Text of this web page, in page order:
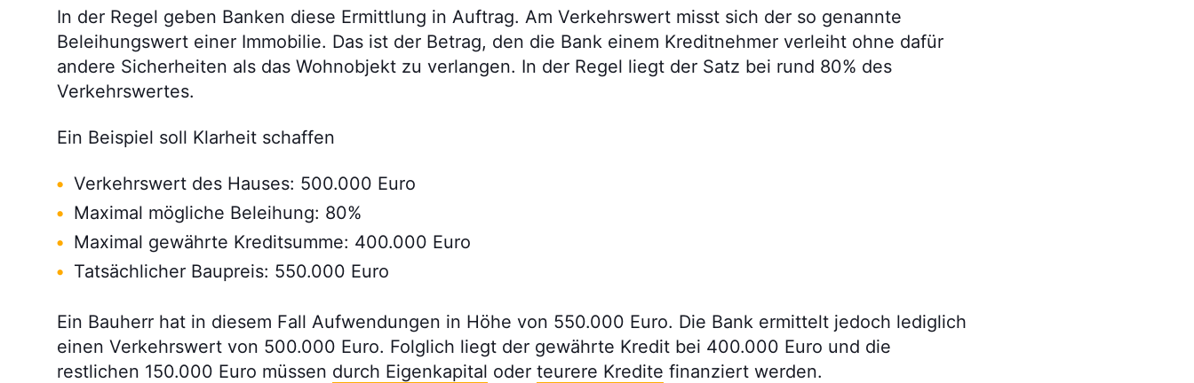
In der Regel geben Banken diese Ermittlung in Auftrag. Am Verkehrswert misst sich der so genannte
Beleihungswert einer Immobilie. Das ist der Betrag, den die Bank einem Kreditnehmer verleiht ohne dafür
andere Sicherheiten als das Wohnobjekt zu verlangen. In der Regel liegt der Satz bei rund 80% des
Verkehrswertes.
Ein Beispiel soll Klarheit schaffen
Verkehrswert des Hauses: 500.000 Euro
Maximal mögliche Beleihung: 80%
Maximal gewährte Kreditsumme: 400.000 Euro
Tatsächlicher Baupreis: 550.000 Euro
Ein Bauherr hat in diesem Fall Aufwendungen in Höhe von 550.000 Euro. Die Bank ermittelt jedoch lediglich
einen Verkehrswert von 500.000 Euro. Folglich liegt der gewährte Kredit bei 400.000 Euro und die
restlichen 150.000 Euro müssen durch Eigenkapital oder teurere Kredite finanziert werden.